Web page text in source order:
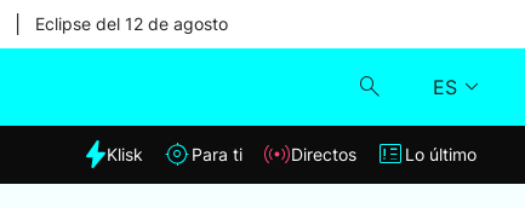
Eclipse del 12 de agosto
ES
Klisk
Klisk Para ti Directos Lo último